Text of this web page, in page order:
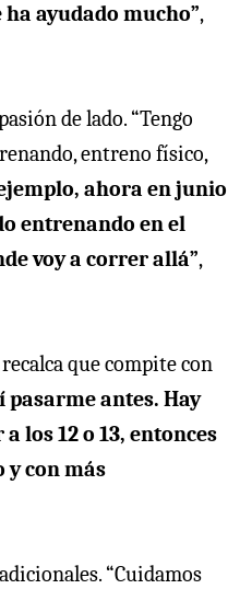
ayudado mucho”,
de lado. “Tengo
entreno físico,
ahora en junio
entrenando en el
voy a correr allá”,
que compite con
pasarme antes. Hay
los 12 o 13, entonces
y con más
“Cuidamos